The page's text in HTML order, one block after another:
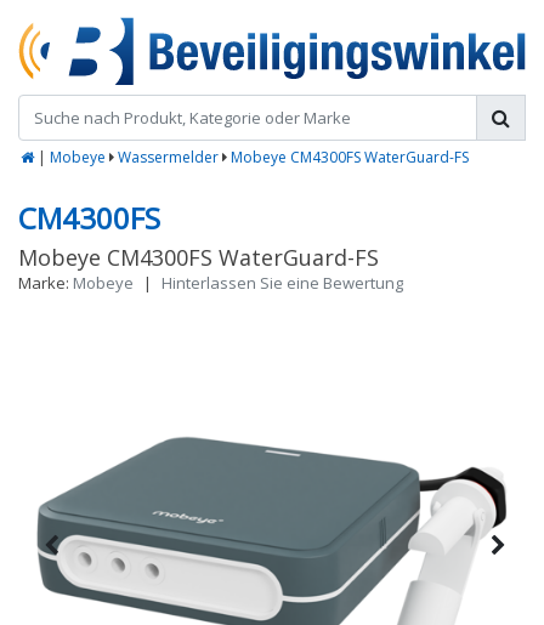
| Mobeye Wassermelder Mobeye CM4300FS WaterGuard-FS
CM4300FS
Mobeye CM4300FS WaterGuard-FS
Marke: Mobeye | Hinterlassen Sie eine Bewertung